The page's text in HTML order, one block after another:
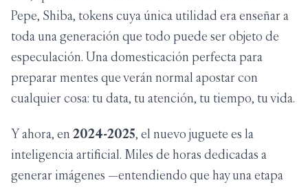
Pepe, Shiba, tokens cuya única utilidad era enseñar a
toda una generación que todo puede ser objeto de
especulación. Una domesticación perfecta para
preparar mentes que verán normal apostar con
cualquier cosa: tu data, tu atención, tu tiempo, tu vida.
Y ahora, en 2024-2025, el nuevo juguete es la
inteligencia artificial. Miles de horas dedicadas a
generar imágenes —entendiendo que hay una etapa